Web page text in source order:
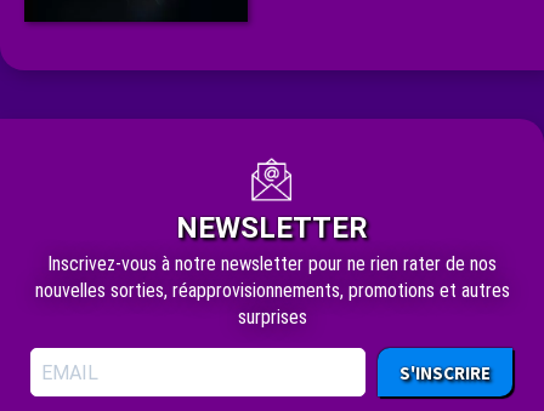
NEWSLETTER
Inscrivez-vous à notre newsletter pour ne rien rater de nos
nouvelles sorties, réapprovisionnements, promotions et autres
surprises
S'INSCRIRE